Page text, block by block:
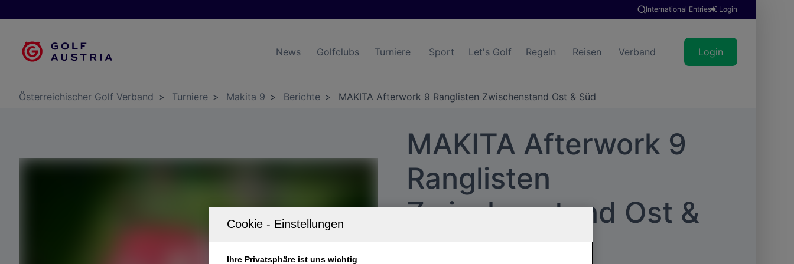
International Entries Login
News Golfclubs Turniere Sport Let's Golf Regeln Reisen Verband Login
Österreichischer Golf Verband > Turniere > Makita 9 > Berichte > MAKITA Afterwork 9 Ranglisten Zwischenstand Ost & Süd
MAKITA Afterwork 9
Ranglisten
Zwischenstand Ost &
Ihre Privatsphäre ist uns wichtig